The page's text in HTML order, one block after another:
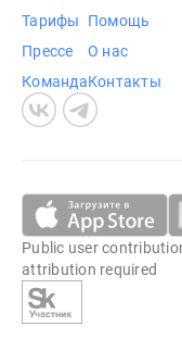
Тарифы
Прессе
Команда
Помощь
О нас
Контакты
Public user
attribution required